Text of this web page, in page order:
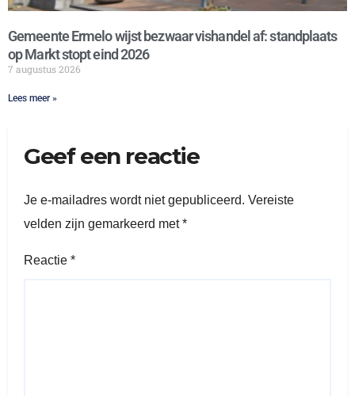
Gemeente Ermelo wijst bezwaar vishandel af: standplaats
op Markt stopt eind 2026
7 augustus 2026
Lees meer »
Geef een reactie
Je e-mailadres wordt niet gepubliceerd. Vereiste
velden zijn gemarkeerd met*
Reactie *